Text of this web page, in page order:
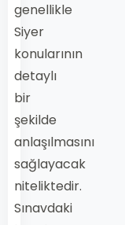
genellikle
Siyer
konularının
detaylı
bir
şekilde
anlaşılmasını
sağlayacak
niteliktedir.
Sınavdaki